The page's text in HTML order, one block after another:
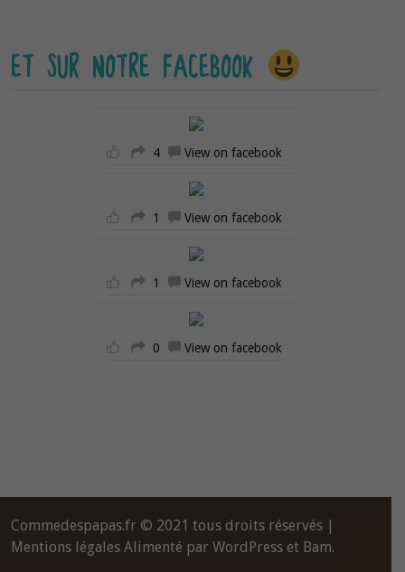
ET SUR NOTRE FACEBOOK
4 View on facebook
1 View on facebook
1 View on facebook
0 View on facebook
Commedespapas.fr © 2021 tous droits réservés |
Mentions légales Alimenté parWordPress et Bam.